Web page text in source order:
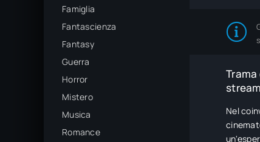
Famiglia
Fantascienza
Fantasy
Guerra
Horror
Mistero
Musica
Romance
Nel